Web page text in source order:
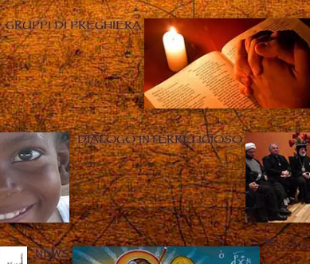
GRUPPI DI PREGHIERA
DIALOGO INTERRELIGIOSO
NEWS